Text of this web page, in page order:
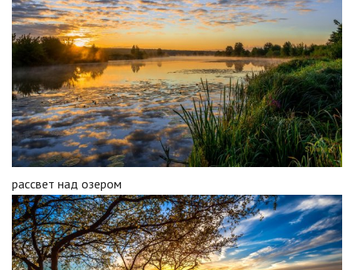
рассвет над озером